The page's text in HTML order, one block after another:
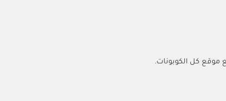
كل الكوبونات.